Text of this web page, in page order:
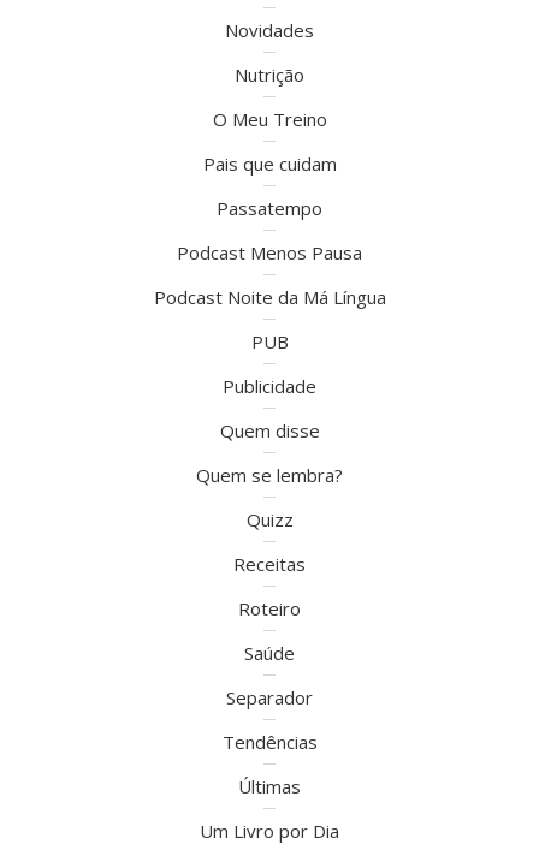
Novidades
Nutrição
O Meu Treino
Pais que cuidam
Passatempo
Podcast Menos Pausa
Podcast Noite da Má Língua
PUB
Publicidade
Quem disse
Quem se lembra?
Quizz
Receitas
Roteiro
Saúde
Separador
Tendências
Últimas
Um Livro por Dia